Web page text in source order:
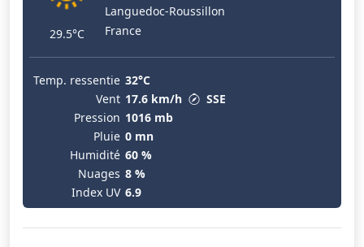
29.5°C
Languedoc-Roussillon
France
Temp. ressentie 32°C
Vent 17.6 km/h
SSE
Pression 1016 mb
Pluie 0 mn
Humidité 60 %
Nuages 8 %
Index UV 6.9